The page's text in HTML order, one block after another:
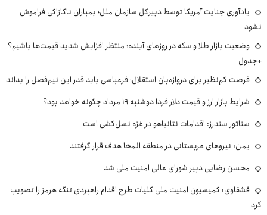
یادآوری جنایت آمریکا توسط دبیرکل سازمان ملل؛ بمباران ناکازاکی فراموش
نشود
وضعیت بازار طلا و سکه در روزهای آینده؛ منتظر افزایش شدید قیمت‌ها باشیم؟
+جدول
فرصت کم‌نظیر برای دروازه‌بان استقلال؛ فرعباسی باید قدر این نیم‌فصل را بداند
شرایط بازار ارز و قیمت دلار فردا دوشنبه ۱۹ مرداد چگونه خواهد بود؟
سناتور سندرز: اقدامات نتانیاهو در غزه نسل‌کشی است
یمن: نیروهای عربستانی در منطقه المخا هدف قرار گرفتند
محسن رضایی دبیر شورای عالی امنیت ملی شد
قشقاوی: کمیسیون امنیت ملی کلیات طرح اقدام راهبردی تنگه هرمز را تصویب
کرد